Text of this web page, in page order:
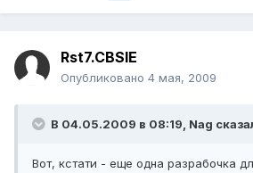
Rst7.CBSIE
Опубликовано 4 мая, 2009
В 04.05.2009 в 08:19, Nag
Вот, кстати - еще одна разрабочка